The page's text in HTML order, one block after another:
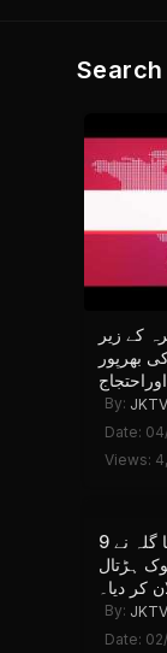
کے زیر
بھرپور
By:
Date:
Views:
متحدہ محاذ ایکشن کمیٹی چهوٹا گلہ نے 9
ہڑتال
کر دیا۔
By:
Date: